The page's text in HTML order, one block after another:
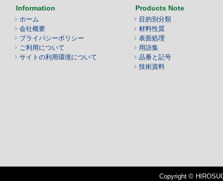
Information
ホーム
会社概要
プライバシーポリシー
ご利用について
サイトの利用環境について
Products Note
目的別分類
材料性質
表面処理
用語集
品番と記号
技術資料
Copyright ©